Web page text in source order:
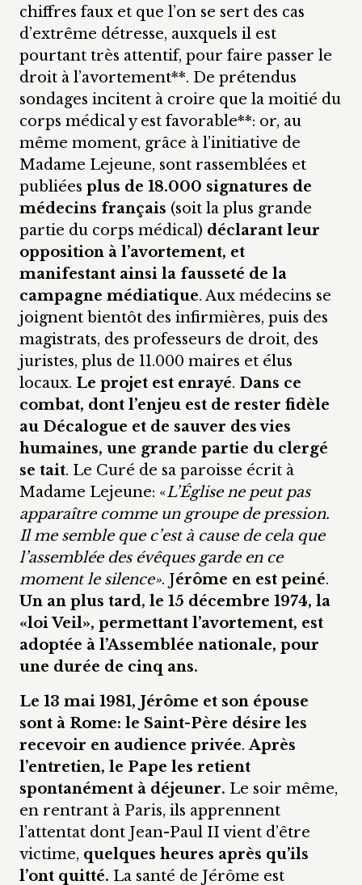
chiffres faux et que l’on se sert des cas
d’extrême détresse, auxquels il est
pourtant très attentif, pour faire passer le
droit à l’avortement**. De prétendus
sondages incitent à croire que la moitié du
corps médical y est favorable**: or, au
même moment, grâce à l’initiative de
Madame Lejeune, sont rassemblées et
publiées plus de 18.000 signatures de
médecins français (soit la plus grande
partie du corps médical) déclarant leur
opposition à l’avortement, et
manifestant ainsi la fausseté de la
campagne médiatique. Aux médecins se
joignent bientôt des infirmières, puis des
magistrats, des professeurs de droit, des
juristes, plus de 11.000 maires et élus
locaux. Le projet est enrayé. Dans ce
combat, dont l’enjeu est de rester fidèle
au Décalogue et de sauver des vies
humaines, une grande partie du clergé
se tait. Le Curé de sa paroisse écrit à
Madame Lejeune: «L’Église ne peut pas
apparaître comme un groupe de pression.
Il me semble que c’est à cause de cela que
l’assemblée des évêques garde en ce
moment le silence». Jérôme en est peiné.
Un an plus tard, le 15 décembre 1974, la
«loi Veil», permettant l’avortement, est
adoptée à l’Assemblée nationale, pour
une durée de cinq ans.
Le 13 mai 1981, Jérôme et son épouse
sont à Rome: le Saint-Père désire les
recevoir en audience privée.Après
l’entretien, le Pape les retient
spontanément à déjeuner. Le soir même,
en rentrant à Paris, ils apprennent
l’attentat dont Jean-Paul II vient d’être
victime, quelques heures après qu’ils
l’ont quitté. La santé de Jérôme est